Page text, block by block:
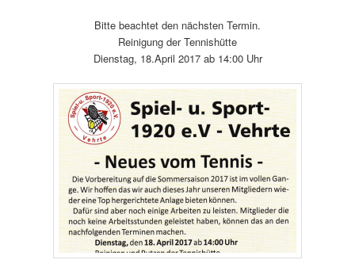
Bitte beachtet den nächsten Termin.
Reinigung der Tennishütte
Dienstag, 18.April 2017 ab 14:00 Uhr